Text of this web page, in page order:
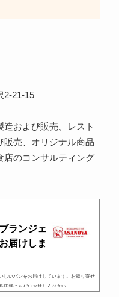
2-21-15
および販売、レスト
販売、オリジナル商品
店のコンサルティング
ランジェ
届けしま
しいパンをお届けしています。お取り寄せ
舗にもぜひお越しください。